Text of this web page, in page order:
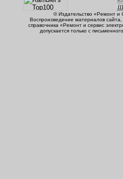
© Издательство «Ремонт
Воспроизведение материалов
справочника «Ремонт и сервис
допускается только с